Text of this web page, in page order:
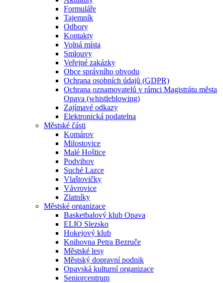
Formuláře
Tajemník
Odbory
Kontakty
Volná místa
Smlouvy
Veřejné zakázky
Obce správního obvodu
Ochrana osobních údajů (GDPR)
Ochrana oznamovatelů v rámci Magistrátu města
Opava (whistleblowing)
Zajímavé odkazy
Elektronická podatelna
Městské části
Komárov
Milostovice
Malé Hoštice
Podvihov
Suché Lazce
Vlaštovičky
Vávrovice
Zlatníky
Městské organizace
Basketbalový klub Opava
ELIO Slezsko
Hokejový klub
Knihovna Petra Bezruče
Městské lesy
Městský dopravní podnik
Opavská kulturní organizace
Seniorcentrum